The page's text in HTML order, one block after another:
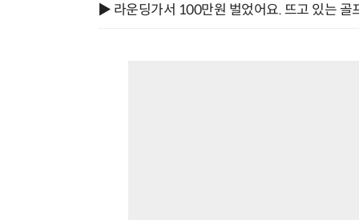
▶ 라운딩가서 100만원 벌었어요. 뜨고 있는 골